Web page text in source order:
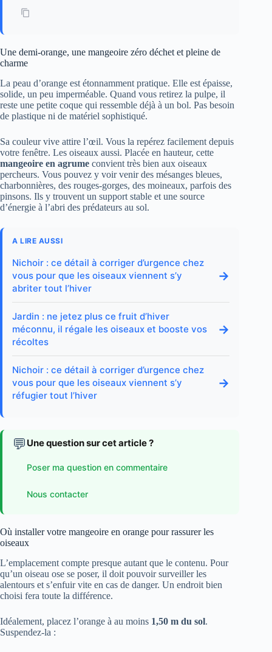
Une demi-orange, une mangeoire zéro déchet et pleine de
charme
La peau d’orange est étonnamment pratique. Elle est épaisse,
solide, un peu imperméable. Quand vous retirez la pulpe, il
reste une petite coque qui ressemble déjà à un bol. Pas besoin
de plastique ni de matériel sophistiqué.
Sa couleur vive attire l’œil. Vous la repérez facilement depuis
votre fenêtre. Les oiseaux aussi. Placée en hauteur, cette
mangeoire en agrume convient très bien aux oiseaux
percheurs. Vous pouvez y voir venir des mésanges bleues,
charbonnières, des rouges-gorges, des moineaux, parfois des
pinsons. Ils y trouvent un support stable et une source
d’énergie à l’abri des prédateurs au sol.
A LIRE AUSSI
Nichoir : ce détail à corriger d’urgence chez
vous pour que les oiseaux viennent s’y
abriter tout l’hiver
→
Jardin : ne jetez plus ce fruit d’hiver
méconnu, il régale les oiseaux et booste vos
récoltes
→
Nichoir : ce détail à corriger d’urgence chez
vous pour que les oiseaux viennent s’y
réfugier tout l’hiver
→
💬 Une question sur cet article ?
Poser ma question en commentaire
Nous contacter
Où installer votre mangeoire en orange pour rassurer les
oiseaux
L’emplacement compte presque autant que le contenu. Pour
qu’un oiseau ose se poser, il doit pouvoir surveiller les
alentours et s’enfuir vite en cas de danger. Un endroit bien
choisi fera toute la différence.
Idéalement, placez l’orange à au moins 1,50 m du sol.
Suspendez-la :